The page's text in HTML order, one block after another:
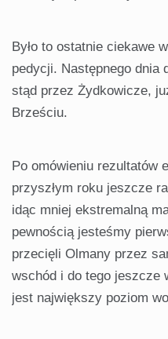
Było to ostatnie ciekawe
pedycji. Następnego dnia
stąd przez Żydkowicze,
Brześciu.
Po omówieniu rezultatów
przyszłym roku jeszcze
idąc mniej ekstremalną
pewnością jesteśmy
przecięli Olmany przez
wschód i do tego jeszcze
jest największy poziom